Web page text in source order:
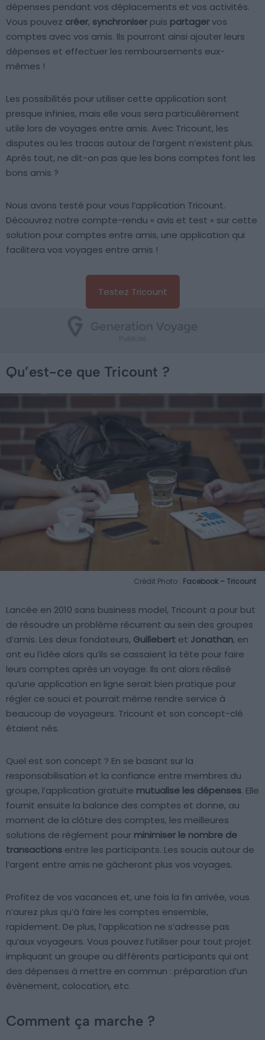
dépenses pendant vos déplacements et vos activités.
Vous pouvez créer, synchroniser puis partagervos
comptes avec vos amis. Ils pourront ainsi ajouter leurs
dépenses et effectuer les remboursements eux-
mêmes !
Les possibilités pour utiliser cette application sont
presque infinies, mais elle vous sera particulièrement
utile lors de voyages entre amis. Avec Tricount, les
disputes ou les tracas autour de l’argent n’existent plus.
Après tout, ne dit-on pas que les bons comptes font les
bons amis ?
Nous avons testé pour vous l’application Tricount.
Découvrez notre compte-rendu « avis et test » sur cette
solution pour comptes entre amis, une application qui
facilitera vos voyages entre amis !
Testez Tricount
Qu’est-ce que Tricount ?
Crédit Photo : Facebook – Tricount
Lancée en 2010 sans business model, Tricount a pour but
de résoudre un problème récurrent au sein des groupes
d’amis. Les deux fondateurs, Guillebert et Jonathan, en
ont eu l’idée alors qu’ils se cassaient la tête pour faire
leurs comptes après un voyage. Ils ont alors réalisé
qu’une application en ligne serait bien pratique pour
régler ce souci et pourrait même rendre service à
beaucoup de voyageurs. Tricount et son concept-clé
étaient nés.
Quel est son concept ? En se basant sur la
responsabilisation et la confiance entre membres du
groupe, l’application gratuite mutualise les dépenses. Elle
fournit ensuite la balance des comptes et donne, au
moment de la clôture des comptes, les meilleures
solutions de règlement pour minimiser le nombre de
transactions entre les participants. Les soucis autour de
l’argent entre amis ne gâcheront plus vos voyages.
Profitez de vos vacances et, une fois la fin arrivée, vous
n’aurez plus qu’à faire les comptes ensemble,
rapidement. De plus, l’application ne s’adresse pas
qu’aux voyageurs. Vous pouvez l’utiliser pour tout projet
impliquant un groupe ou différents participants qui ont
des dépenses à mettre en commun : préparation d’un
évènement, colocation, etc.
Comment ça marche ?